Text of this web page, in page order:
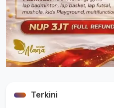
Terkini